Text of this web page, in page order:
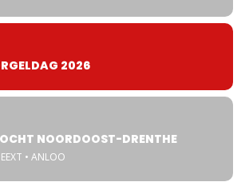
2026
NOORDOOST-DRENTHE
• ANLOO